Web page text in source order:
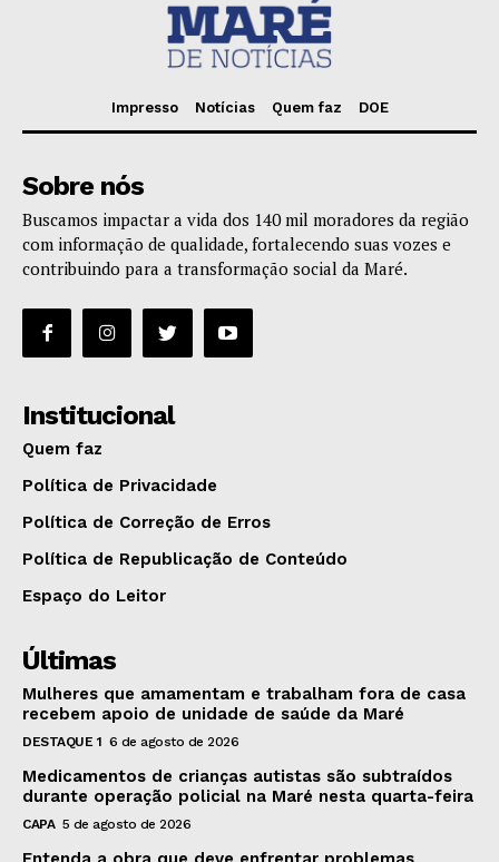
Impresso Notícias Quem faz DOE
Sobre nós
Buscamos impactar a vida dos 140 mil moradores da região
com informação de qualidade, fortalecendo suas vozes e
contribuindo para a transformação social da Maré.
Institucional
Quem faz
Política de Privacidade
Política de Correção de Erros
Política de Republicação de Conteúdo
Espaço do Leitor
Últimas
Mulheres que amamentam e trabalham fora de casa
recebem apoio de unidade de saúde da Maré
DESTAQUE 1 6 de agosto de 2026
Medicamentos de crianças autistas são subtraídos
durante operação policial na Maré nesta quarta-feira
CAPA 5 de agosto de 2026